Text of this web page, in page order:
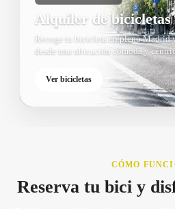
Alquiler de bicicletas
Recoge tu bicicleta en pleno Madrid
desde una ubicación cómoda y
Ver bicicletas
CÓMO
Reserva tu bici y